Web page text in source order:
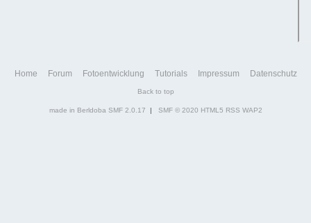
Home Forum Fotoentwicklung Tutorials Impressum Datenschutz
Back to top
made in Berldoba SMF 2.0.17 | SMF © 2020 HTML5 RSS WAP2